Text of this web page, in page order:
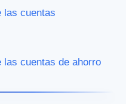
las cuentas
las cuentas de ahorro